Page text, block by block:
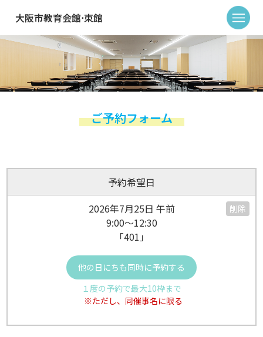
大阪市教育会館⋅東館
ご予約フォーム
予約希望日
2026年7月25日 午前
9:00～12:30
「401」
削除
他の日にちも同時に予約する
１度の予約で最大10枠まで
※ただし、同催事名に限る